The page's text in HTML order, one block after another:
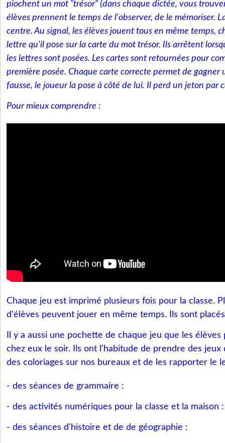
piochent un mot "trésor" (dans chaque dictée, vous
élèves prennent le temps de l'observer, de le mémoriser.
centre. Au signal, les élèves jouent tous en même temps,
lettre qu'il pose sur la carte du mot trésor. Ils arrêtent
les lettres sont posées. Les cartes sont retournées pour
première posée. Chaque carte correcte permet de gagner
fausse, le joueur la pose à côté de lui. Il perd un jeton par
Pour mieux comprendre :
Chaque jeu est imprimé plusieurs fois pour la classe.
d'élèves peuvent jouer en même temps. Ils sont
Il y a aussi une pochette de chaque jeu que les
chez eux le soir. Ils ont l'habitude de prendre des jeux
des coloriages sur nos bureaux et de les rapporter le
- des séances de grammaire :
- des activités numériques pour la classe et la maison
- des séances d'histoire et de de géographie :